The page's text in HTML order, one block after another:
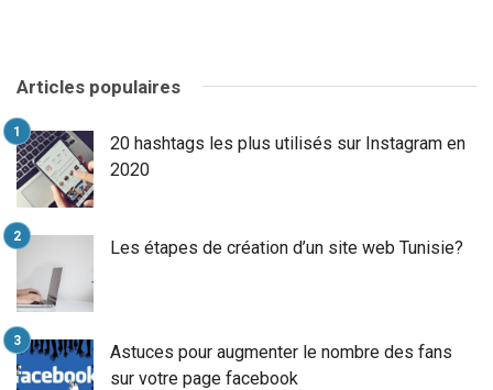
Articles populaires
20 hashtags les plus utilisés sur Instagram en
2020
Les étapes de création d’un site web Tunisie?
Astuces pour augmenter le nombre des fans
sur votre page facebook